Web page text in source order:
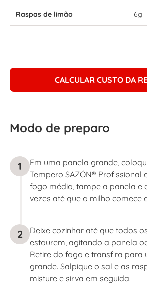
Raspas de limão 6g
CALCULAR CUSTO DA
Modo de preparo
1
Em uma panela grande,
Tempero SAZÓN® Profissional
fogo médio, tampe a panela e
vezes até que o milho comece
2
Deixe cozinhar até que todos
estourem, agitando a panela
Retire do fogo e transfira para
grande. Salpique o sal e as
misture e sirva em seguida.